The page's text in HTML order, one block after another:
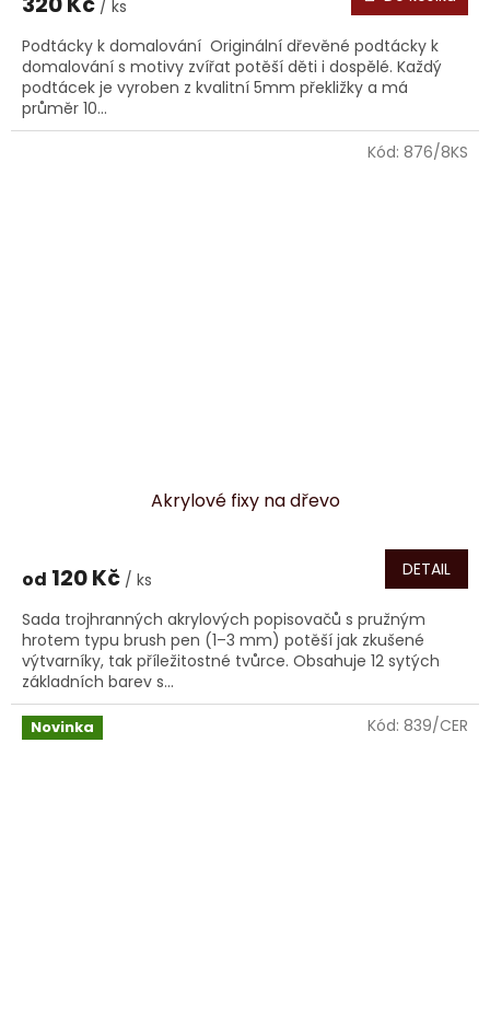
/ ks
Podtácky k domalování Originální dřevěné podtácky k
domalování s motivy zvířat potěší děti i dospělé. Každý
podtácek je vyroben z kvalitní 5mm překližky a má
průměr 10...
Akrylové fixy na dřevo
od 120 Kč / ks DETAIL
Sada trojhranných akrylových popisovačů s pružným
hrotem typu brush pen (1–3 mm) potěší jak zkušené
výtvarníky, tak příležitostné tvůrce. Obsahuje 12 sytých
základních barev s...
Kód: 876/8KS
Novinka Kód: 839/CER